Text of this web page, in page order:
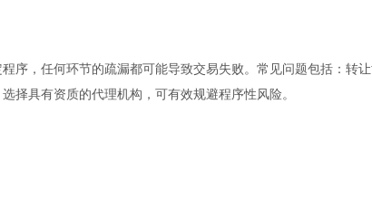
序，任何环节的疏漏都可能导致交易失败。常见问题包括：转
择具有资质的代理机构，可有效规避程序性风险。